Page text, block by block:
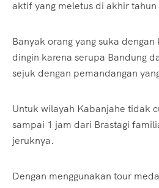
aktif yang meletus di akhir tahun
Banyak orang yang suka
dingin karena serupa Bandung
sejuk dengan pemandangan
Untuk wilayah Kabanjahe tidak
sampai 1 jam dari Brastagi
jeruknya.
Dengan menggunakan tour